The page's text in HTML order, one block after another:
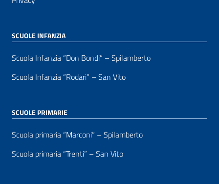
SCUOLE INFANZIA
Scuola Infanzia “Don Bondi” – Spilamberto
Scuola Infanzia “Rodari” – San Vito
SCUOLE PRIMARIE
Scuola primaria “Marconi” – Spilamberto
Scuola primaria “Trenti” – San Vito